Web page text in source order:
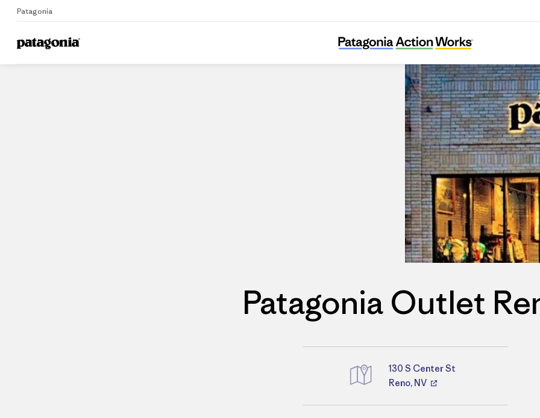
Patagonia
Home Stores
Patagonia Outlet Reno
Patagonia Outlet
Wegbeschreibungen
130 S Center St
Reno, NV